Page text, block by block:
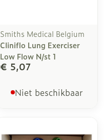
Smiths Medical Belgium
Cliniflo Lung Exerciser
Low Flow N/st 1
€ 5,07
Niet beschikbaar